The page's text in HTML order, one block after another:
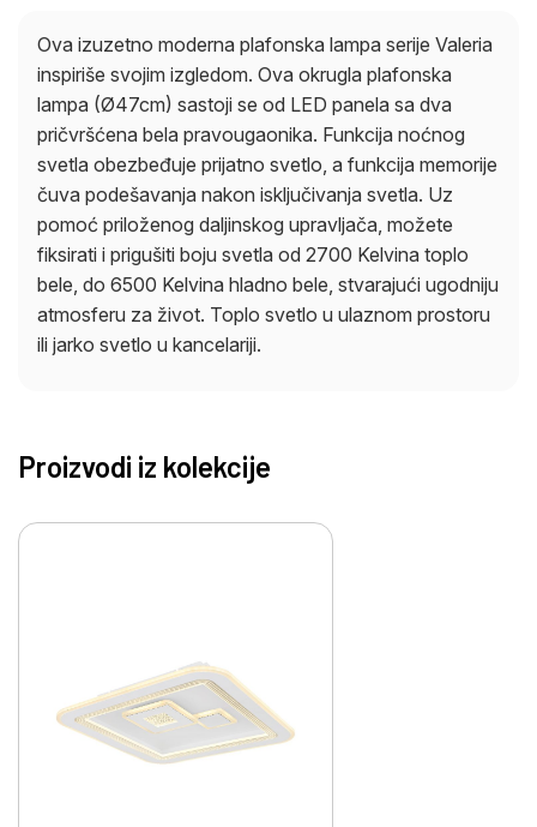
Ova izuzetno moderna plafonska lampa serije Valeria
inspiriše svojim izgledom. Ova okrugla plafonska
lampa (Ø47cm) sastoji se od LED panela sa dva
pričvršćena bela pravougaonika. Funkcija noćnog
svetla obezbeđuje prijatno svetlo, a funkcija memorije
čuva podešavanja nakon isključivanja svetla. Uz
pomoć priloženog daljinskog upravljača, možete
fiksirati i prigušiti boju svetla od 2700 Kelvina toplo
bele, do 6500 Kelvina hladno bele, stvarajući ugodniju
atmosferu za život. Toplo svetlo u ulaznom prostoru
ili jarko svetlo u kancelariji.
Proizvodi iz kolekcije